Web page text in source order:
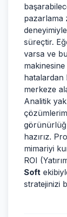
pazarlama
süreçtir.
varsa ve
hatalardan
merkeze
Analitik
hazırız.
mimariyi
ROI
Soft
stratejinizi